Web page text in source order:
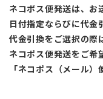
ネコポス便発送は、お
日付指定ならびに代金
代金引換をご選択の際
ネコポス便発送をご希
「ネコポス（メール）